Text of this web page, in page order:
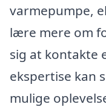
varmepumpe,
lære mere om
sig at kontakte
ekspertise kan
mulige